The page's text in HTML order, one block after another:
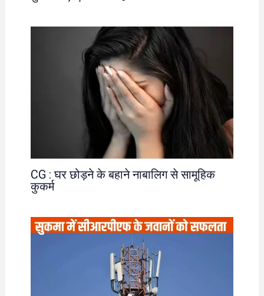
CG : घर छोड़ने के बहाने नाबालिग से सामूहिक
कुकर्म